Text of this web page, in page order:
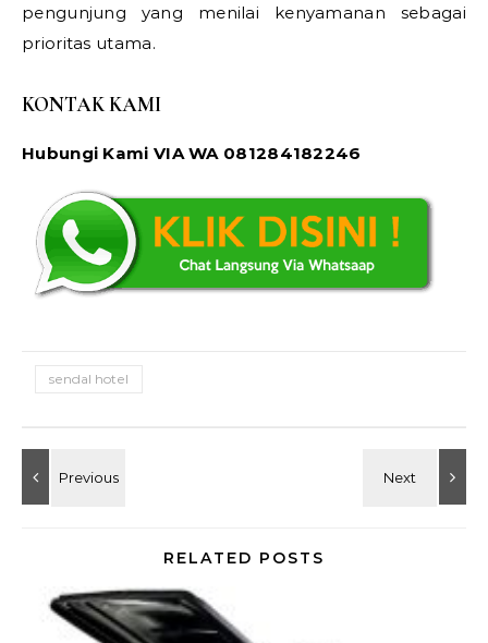
pengunjung yang menilai kenyamanan sebagai
prioritas utama.
KONTAK KAMI
Hubungi Kami VIA WA 081284182246
sendal hotel
RELATED POSTS